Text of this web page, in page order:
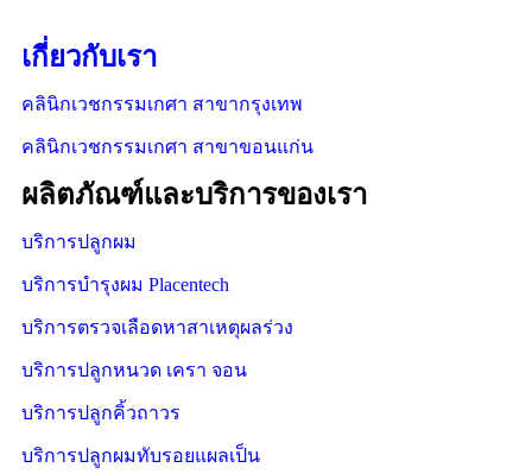
เกี่ยวกับเรา
คลินิกเวชกรรมเกศา สาขากรุงเทพ
คลินิกเวชกรรมเกศา สาขาขอนแก่น
ผลิตภัณฑ์และบริการของเรา
บริการปลูกผม
บริการบำรุงผม Placentech
บริการตรวจเลือดหาสาเหตุผลร่วง
บริการปลูกหนวด เครา จอน
บริการปลูกคิ้วถาวร
บริการปลูกผมทับรอยแผลเป็น